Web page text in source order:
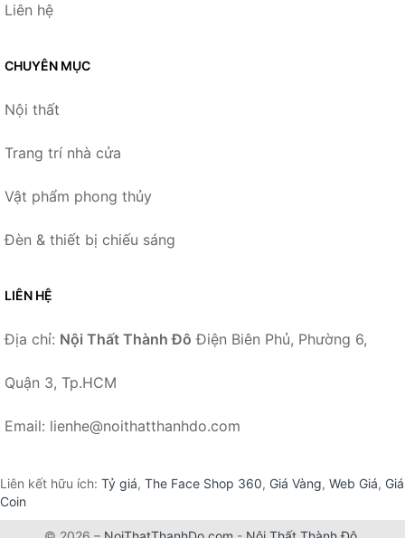
Liên hệ
CHUYÊN MỤC
Nội thất
Trang trí nhà cửa
Vật phẩm phong thủy
Đèn & thiết bị chiếu sáng
LIÊN HỆ
Địa chỉ: Nội Thất Thành Đô Điện Biên Phủ, Phường 6,
Quận 3, Tp.HCM
Email: lienhe@noithatthanhdo.com
Liên kết hữu ích: Tỷ giá, The Face Shop 360, Giá Vàng, Web Giá, Giá
Coin